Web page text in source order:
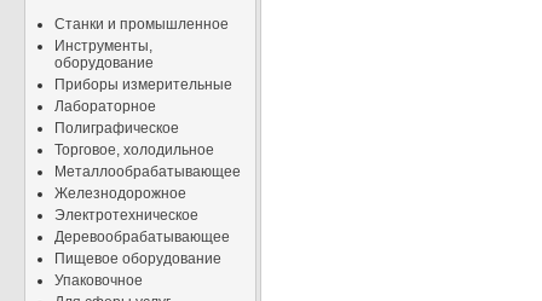
Станки и промышленное
Инструменты,
оборудование
Приборы измерительные
Лабораторное
Полиграфическое
Торговое, холодильное
Металлообрабатывающее
Железнодорожное
Электротехническое
Деревообрабатывающее
Пищевое оборудование
Упаковочное